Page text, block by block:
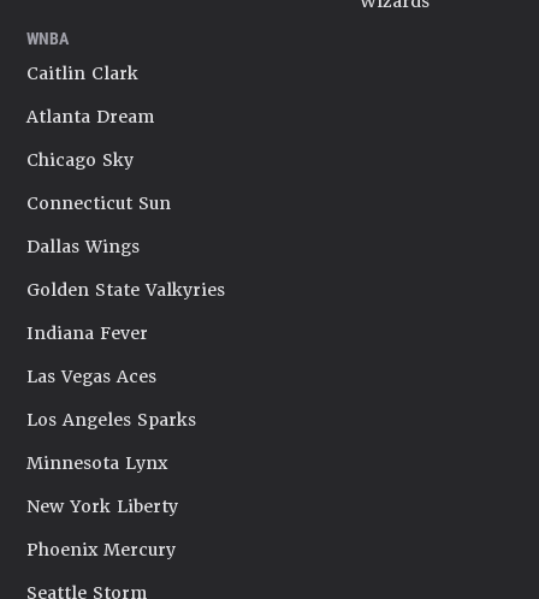
WNBA
Caitlin Clark
Atlanta Dream
Chicago Sky
Connecticut Sun
Dallas Wings
Golden State Valkyries
Indiana Fever
Las Vegas Aces
Los Angeles Sparks
Minnesota Lynx
New York Liberty
Phoenix Mercury
Seattle Storm